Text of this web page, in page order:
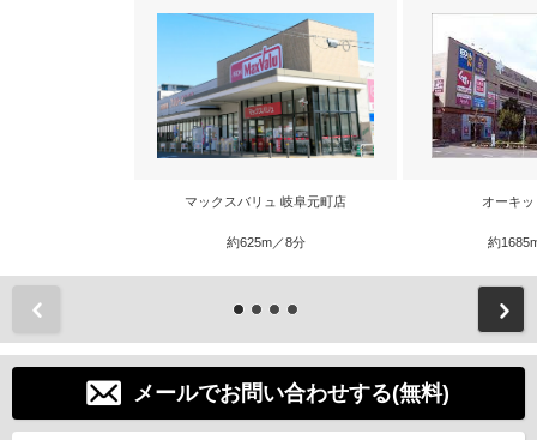
マックスバリュ 岐阜元町店
約625m／8分
オーキ
約
メールでお問い合わせする(無料)